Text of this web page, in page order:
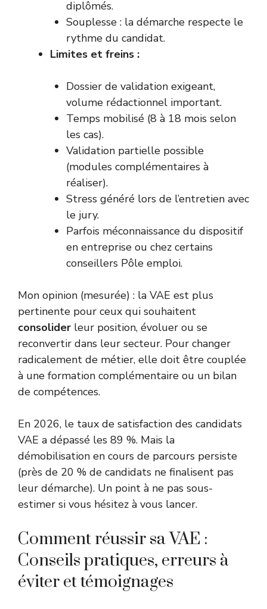
diplômés.
Souplesse : la démarche respecte le
rythme du candidat.
Limites et freins :
Dossier de validation exigeant,
volume rédactionnel important.
Temps mobilisé (8 à 18 mois selon
les cas).
Validation partielle possible
(modules complémentaires à
réaliser).
Stress généré lors de l’entretien avec
le jury.
Parfois méconnaissance du dispositif
en entreprise ou chez certains
conseillers Pôle emploi.
Mon opinion (mesurée) : la VAE est plus
pertinente pour ceux qui souhaitent
consolider leur position, évoluer ou se
reconvertir dans leur secteur. Pour changer
radicalement de métier, elle doit être couplée
à une formation complémentaire ou un bilan
de compétences.
En 2026, le taux de satisfaction des candidats
VAE a dépassé les 89 %. Mais la
démobilisation en cours de parcours persiste
(près de 20 % de candidats ne finalisent pas
leur démarche). Un point à ne pas sous-
estimer si vous hésitez à vous lancer.
Comment réussir sa VAE :
Conseils pratiques, erreurs à
éviter et témoignages